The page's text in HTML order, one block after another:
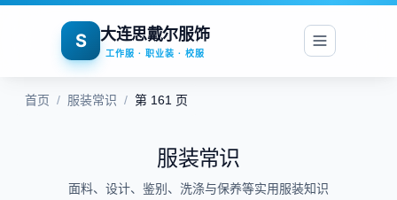
S 大连思戴尔服饰
工作服 · 职业装 · 校服
首页 / 服装常识 / 第 161 页
服装常识
面料、设计、鉴别、洗涤与保养等实用服装知识